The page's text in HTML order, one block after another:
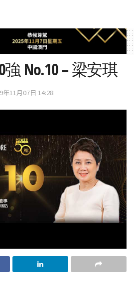
強 No.10 – 梁安琪
年11月07日 14:28